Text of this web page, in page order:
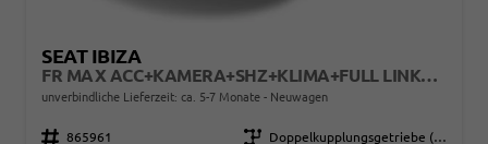
SEAT IBIZA
FR MAX ACC+KAMERA+SHZ+KLIMA+FULL LINK+PDC+LED+16" ALU+KESSY
unverbindliche Lieferzeit: ca. 5-7 Monate Neuwagen
Fahrzeugnr. 865961 Getriebe
Doppelkupplungsgetriebe (DSG)